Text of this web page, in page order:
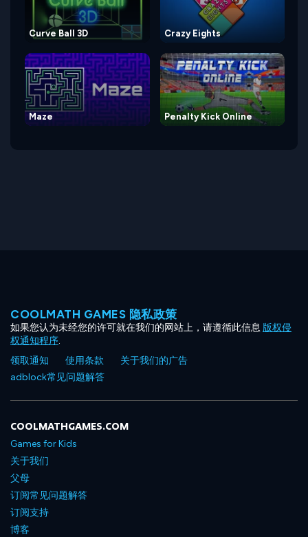
Curve Ball 3D Crazy Eights
Maze Penalty Kick Online
COOLMATH GAMES 隐私政策
如果您认为未经您的许可就在我们的网站上，请遵循此信息版权侵
权通知程序.
领取通知
使用条款
关于我们的广告
adblock常见问题解答
COOLMATHGAMES.COM
Games for Kids
关于我们
父母
订阅常见问题解答
订阅支持
博客